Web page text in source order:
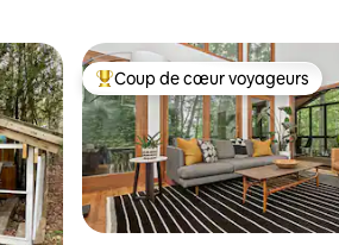
appréciés Coups de cœur voyageurs les
Coup de cœur voyageurs